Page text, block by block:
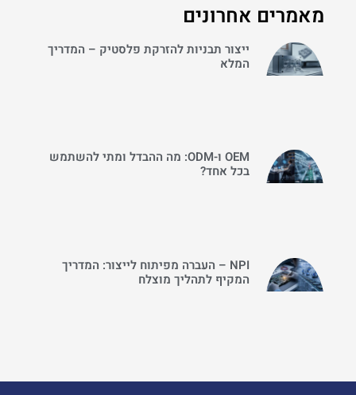
מאמרים אחרונים
ייצור תבניות להזרקת פלסטיק – המדריך
המלא
OEM ו-ODM: מה ההבדל ומתי להשתמש
בכל אחד?
NPI – העברה מפיתוח לייצור: המדריך
המקיף לתהליך מוצלח